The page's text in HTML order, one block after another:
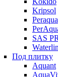
Kripsol
Peraqua
SAS
Под плитку
Aquant